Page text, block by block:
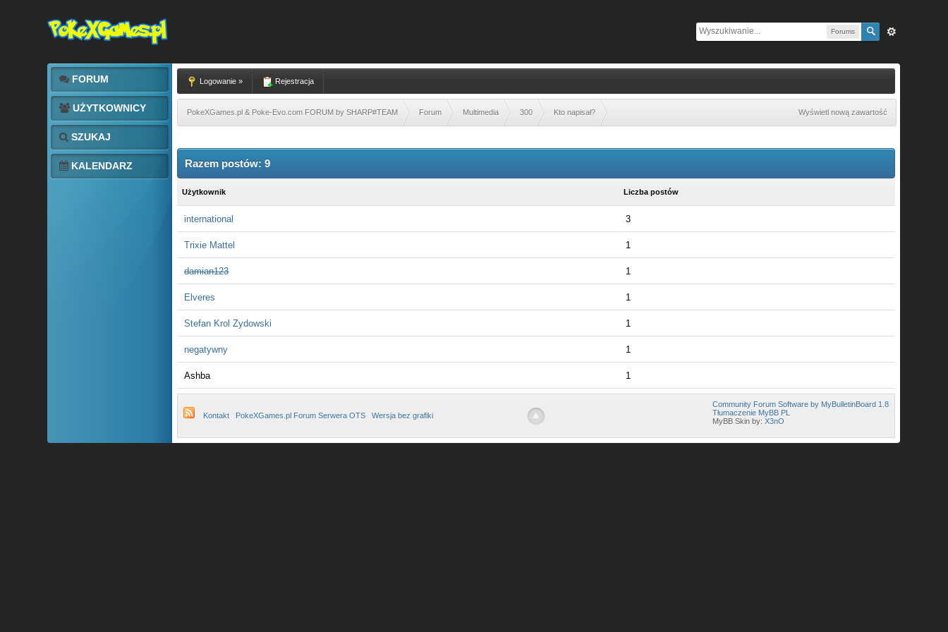
Forums
FORUM
UŻYTKOWNICY
SZUKAJ
KALENDARZ
Logowanie » Rejestracja
PokeXGames.pl & Poke-Evo.com FORUM by SHARP#TEAM Forum Multimedia 300 Kto napisał? Wyświetl nową zawartość
Razem postów: 9
Użytkownik Liczba postów
international 3
Trixie Mattel 1
damian123 1
Elveres 1
Stefan Krol Zydowski 1
negatywny 1
Ashba 1
Kontakt PokeXGames.pl Forum Serwera OTS Wersja bez grafiki
Community Forum Software by MyBulletinBoard 1.8
Tłumaczenie MyBB PL
MyBB Skin by:X3nO